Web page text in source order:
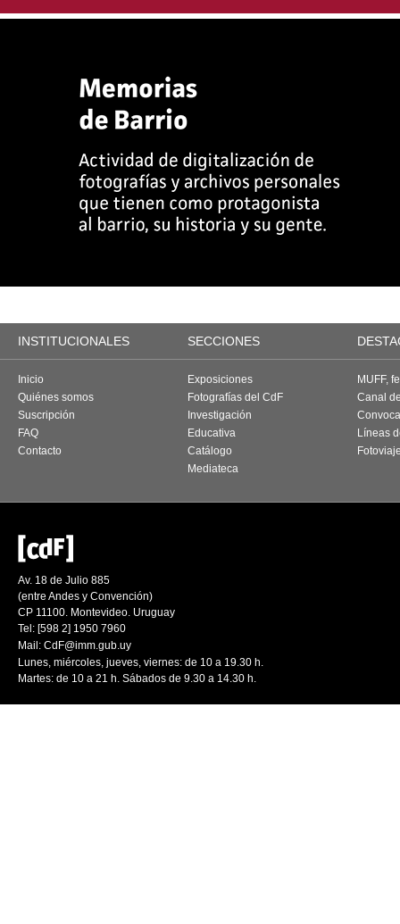
INSTITUCIONALES SECCIONES
Inicio
Quiénes somos
Suscripción
FAQ
Contacto
Exposiciones
Fotografías del CdF
Investigación
Educativa
Catálogo
Mediateca
MUFF,
Canal
Líneas
Av. 18 de Julio 885
(entre Andes y Convención)
CP 11100. Montevideo. Uruguay
Tel: [598 2] 1950 7960
Mail: CdF@imm.gub.uy
Lunes, miércoles, jueves, viernes: de 10 a 19.30 h.
Martes: de 10 a 21 h. Sábados de 9.30 a 14.30 h.